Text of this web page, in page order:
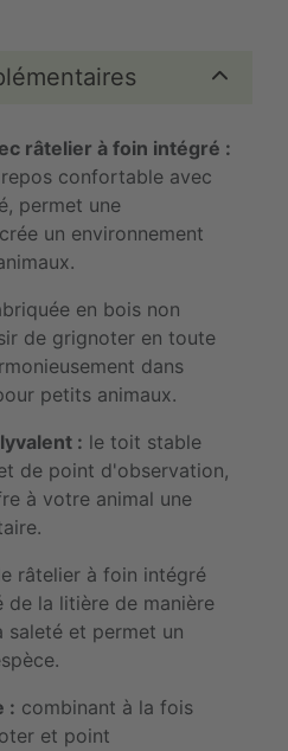
râtelier à foin intégré :
confortable avec
permet une
un environnement
en bois non
de grignoter en toute
dans
petits animaux.
: le toit stable
de point d'observation,
à votre animal une
râtelier à foin intégré
de la litière de manière
saleté et permet un
: combinant à la fois
et point